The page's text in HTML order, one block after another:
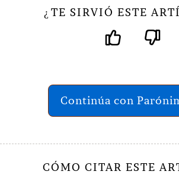
¿ TE SIRVIÓ ESTE
Continúa con
CÓMO CITAR ESTE